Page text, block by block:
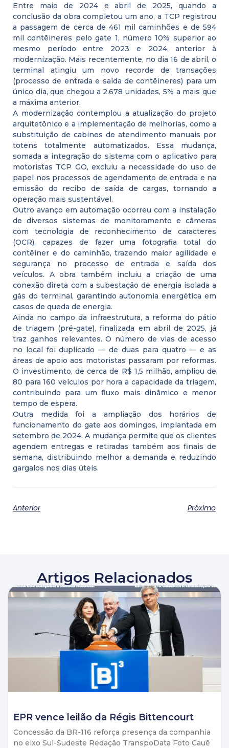
Entre maio de 2024 e abril de 2025, quando a
conclusão da obra completou um ano, a TCP registrou
a passagem de cerca de 461 mil caminhões e de 594
mil contêineres pelo gate 1, número 10% superior ao
mesmo período entre 2023 e 2024, anterior à
modernização. Mais recentemente, no dia 16 de abril, o
terminal atingiu um novo recorde de transações
(processo de entrada e saída de contêineres) para um
único dia, que chegou a 2.678 unidades, 5% a mais que
a máxima anterior.
A modernização contemplou a atualização do projeto
arquitetônico e a implementação de melhorias, como a
substituição de cabines de atendimento manuais por
totens totalmente automatizados. Essa mudança,
somada a integração do sistema com o aplicativo para
motoristas TCP GO, excluiu a necessidade do uso de
papel nos processos de agendamento de entrada e na
emissão do recibo de saída de cargas, tornando a
operação mais sustentável.
Outro avanço em automação ocorreu com a instalação
de diversos sistemas de monitoramento e câmeras
com tecnologia de reconhecimento de caracteres
(OCR), capazes de fazer uma fotografia total do
contêiner e do caminhão, trazendo maior agilidade e
segurança no processo de entrada e saída dos
veículos. A obra também incluiu a criação de uma
conexão direta com a subestação de energia isolada a
gás do terminal, garantindo autonomia energética em
casos de queda de energia.
Ainda no campo da infraestrutura, a reforma do pátio
de triagem (pré-gate), finalizada em abril de 2025, já
traz ganhos relevantes. O número de vias de acesso
no local foi duplicado — de duas para quatro — e as
áreas de apoio aos motoristas passaram por reformas.
O investimento, de cerca de R$ 1,5 milhão, ampliou de
80 para 160 veículos por hora a capacidade da triagem,
contribuindo para um fluxo mais dinâmico e menor
tempo de espera.
Outra medida foi a ampliação dos horários de
funcionamento do gate aos domingos, implantada em
setembro de 2024. A mudança permite que os clientes
agendem entregas e retiradas também aos finais de
semana, distribuindo melhor a demanda e reduzindo
gargalos nos dias úteis.
Anterior Próximo
Artigos Relacionados
EPR vence leilão da Régis Bittencourt
Concessão da BR-116 reforça presença da companhia
no eixo Sul-Sudeste Redação TranspoData Foto Cauê